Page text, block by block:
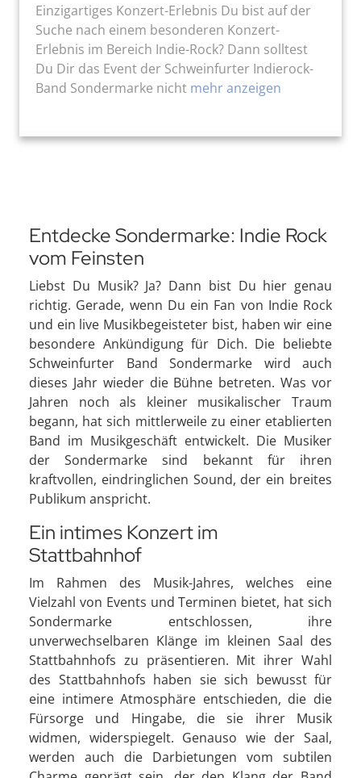
Einzigartiges Konzert-Erlebnis Du bist auf der
Suche nach einem besonderen Konzert-
Erlebnis im Bereich Indie-Rock? Dann solltest
Du Dir das Event der Schweinfurter Indierock-
Band Sondermarke nicht mehr anzeigen
Entdecke Sondermarke: Indie Rock
vom Feinsten
Liebst Du Musik? Ja? Dann bist Du hier genau
richtig. Gerade, wenn Du ein Fan von Indie Rock
und ein live Musikbegeisteter bist, haben wir eine
besondere Ankündigung für Dich. Die beliebte
Schweinfurter Band Sondermarke wird auch
dieses Jahr wieder die Bühne betreten. Was vor
Jahren noch als kleiner musikalischer Traum
begann, hat sich mittlerweile zu einer etablierten
Band im Musikgeschäft entwickelt. Die Musiker
der Sondermarke sind bekannt für ihren
kraftvollen, eindringlichen Sound, der ein breites
Publikum anspricht.
Ein intimes Konzert im
Stattbahnhof
Im Rahmen des Musik-Jahres, welches eine
Vielzahl von Events und Terminen bietet, hat sich
Sondermarke entschlossen, ihre
unverwechselbaren Klänge im kleinen Saal des
Stattbahnhofs zu präsentieren. Mit ihrer Wahl
des Stattbahnhofs haben sie sich bewusst für
eine intimere Atmosphäre entschieden, die die
Fürsorge und Hingabe, die sie ihrer Musik
widmen, widerspiegelt. Genauso wie der Saal,
werden auch die Darbietungen vom subtilen